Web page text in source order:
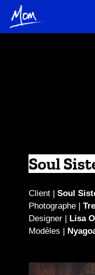
Soul
Client | Soul
Photographe |
Designer | Lisa
Modèles |